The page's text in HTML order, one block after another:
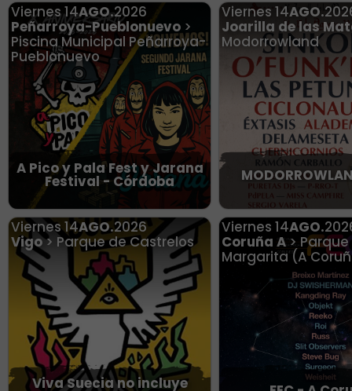
Viernes 14AGO.2026
Peñarroya-Pueblonuevo>
Piscina Municipal Peñarroya-
Pueblonuevo
A Pico y Pala Fest y Jarana
Festival - Córdoba
Viernes 14AGO.
Joarilla de las
Modorrowland
Viernes 14AGO.2026
Vigo> Parque de Castrelos
Viva Suecia no incluye
Viernes 14AGO.
Coruña A>
Margarita (A